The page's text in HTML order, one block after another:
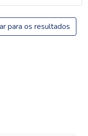
para os resultados